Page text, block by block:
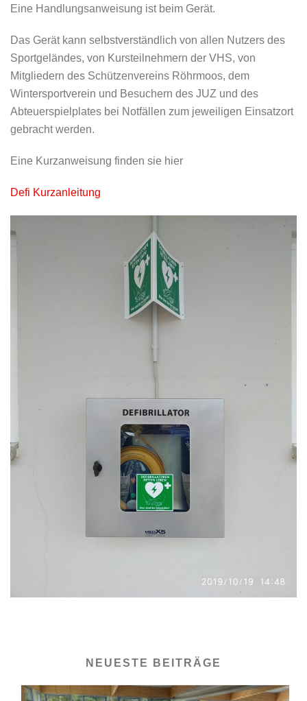
Eine Handlungsanweisung ist beim Gerät.
Das Gerät kann selbstverständlich von allen Nutzers des
Sportgeländes, von Kursteilnehmern der VHS, von
Mitgliedern des Schützenvereins Röhrmoos, dem
Wintersportverein und Besuchern des JUZ und des
Abteuerspielplates bei Notfällen zum jeweiligen Einsatzort
gebracht werden.
Eine Kurzanweisung finden sie hier
Defi Kurzanleitung
NEUESTE BEITRÄGE